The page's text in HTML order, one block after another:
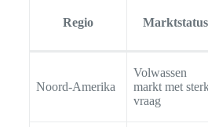
Regio Marktstatus
Noord-Amerika
Volwassen
markt met
vraag